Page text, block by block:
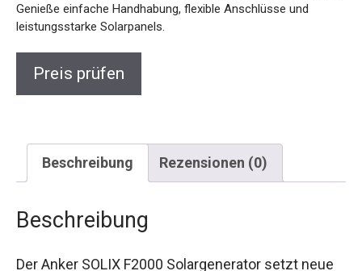
Genieße einfache Handhabung, flexible Anschlüsse und
leistungsstarke Solarpanels.
Preis prüfen
Beschreibung Rezensionen (0)
Beschreibung
Der Anker SOLIX F2000 Solargenerator setzt neue